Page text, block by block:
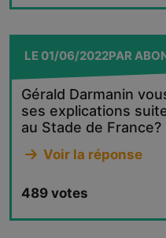
LE01/06/2022PAR
Gérald Darmanin
ses explications
au Stade de France?
Voir la réponse
489 votes